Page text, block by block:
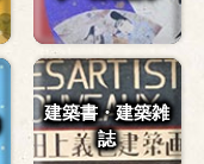
建築書・建築雑
誌